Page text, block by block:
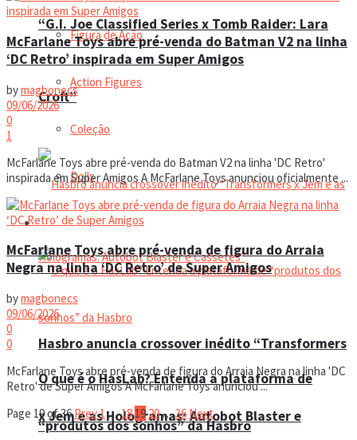
“G.I. Joe Classified Series x Tomb Raider: Lara
Croft”
Hasbro anuncia crossover inédito “Transformers
x Jem e as Hologramas: Autobot Blaster e
Figura de Ação
Action Figures
Coleção
Dolls
Manual do colecionador
O que é o HasLab? Entenda a plataforma de
“produtos dos sonhos” da Hasbro
McFarlane Toys abre pré-venda do Batman V2 na linha
‘DC Retro’ inspirada em Super Amigos
bymagbonecs
09/06/2026
0
1
McFarlane Toys abre pré-venda do Batman V2 na linha 'DC Retro'
inspirada em Super Amigos A McFarlane Toys anunciou oficialmente ...
McFarlane Toys abre pré-venda de figura do Arraia
Negra na linha ‘DC Retro’ de Super Amigos
bymagbonecs
09/06/2026
0
0
McFarlane Toys abre pré-venda de figura do Arraia Negra na linha 'DC
Retro' de Super Amigos A McFarlane Toys anunciou ...
Page 19 of 36 Prev1 …18 19 20…36 Next